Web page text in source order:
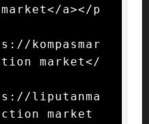
a></p
kompasmar
market</
liputanma
market